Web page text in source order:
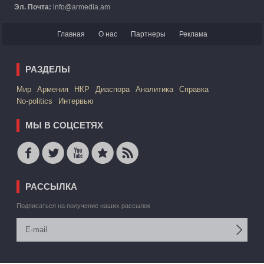
Эл. Почта: info@armedia.am
Главная О нас Партнеры Реклама
РАЗДЕЛЫ
Mир Армения НКР Диаспора Аналитика
Справка
No-politics
Интервью
МЫ В СОЦСЕТЯХ
РАССЫЛКА
Подписаться на получение наших рассылок